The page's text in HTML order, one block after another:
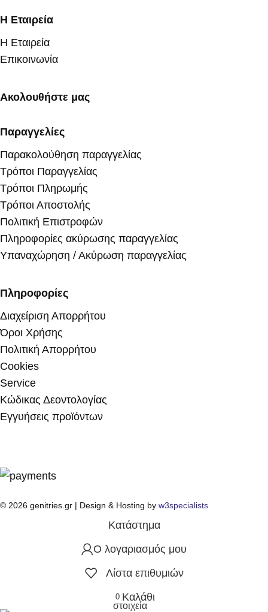
Η Εταιρεία
Η Εταιρεία
Επικοινωνία
Ακολουθήστε μας
Παραγγελίες
Παρακολούθηση παραγγελίας
Τρόποι Παραγγελίας
Τρόποι Πληρωμής
Τρόποι Αποστολής
Πολιτική Επιστροφών
Πληροφορίες ακύρωσης παραγγελίας
Υπαναχώρηση / Ακύρωση παραγγελίας
Πληροφορίες
Διαχείριση Απορρήτου
Όροι Χρήσης
Πολιτική Απορρήτου
Cookies
Service
Κώδικας Δεοντολογίας
Εγγυήσεις προϊόντων
© 2026 genitries.gr | Design & Hosting by w3specialists
Κατάστημα
Ο λογαριασμός μου
Λίστα επιθυμιών
0
στοιχεία
Καλάθι